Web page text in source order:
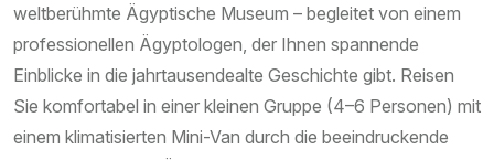
weltberühmte Ägyptische Museum – begleitet von einem
professionellen Ägyptologen, der Ihnen spannende
Einblicke in die jahrtausendealte Geschichte gibt. Reisen
Sie komfortabel in einer kleinen Gruppe (4–6 Personen) mit
einem klimatisierten Mini-Van durch die beeindruckende